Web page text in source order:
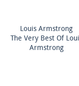
Louis Armstrong
The Very Best Of
Armstrong